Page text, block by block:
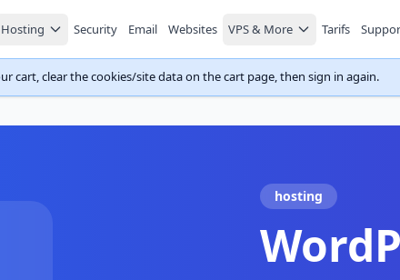
Hosting Security Email Websites VPS & More Tarifs
cart, clear the cookies/site data on the cart page, then sign in again.
hosting